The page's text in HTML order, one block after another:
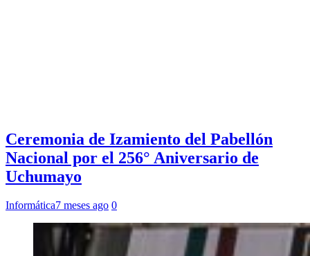
Ceremonia de Izamiento del Pabellón
Nacional por el 256° Aniversario de
Uchumayo
Informática7 meses ago 0